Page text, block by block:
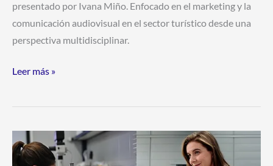
presentado por Ivana Miño. Enfocado en el marketing y la
comunicación audiovisual en el sector turístico desde una
perspectiva multidisciplinar.
Leer más »
Becas
JAE